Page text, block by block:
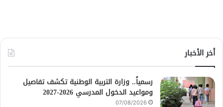
أخر الأخبار
رسمياً.. وزارة التربية الوطنية تكشف تفاصيل
ومواعيد الدخول المدرسي 2026-2027
07/08/2026